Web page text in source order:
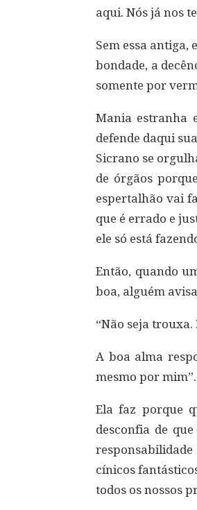
aqui. Nós já nos
Sem essa antiga,
bondade, a
somente por
Mania estranha
defende daqui
Sicrano se
de órgãos
espertalhão vai
que é errado e
ele só está
Então, quando
boa, alguém
“Não seja
A boa alma
mesmo por mim”.
Ela faz porque
desconfia de
cínicos
todos os nossos